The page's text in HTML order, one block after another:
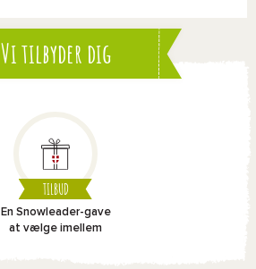
Vi tilbyder dig
TILBUD
En Snowleader-gave
at vælge imellem